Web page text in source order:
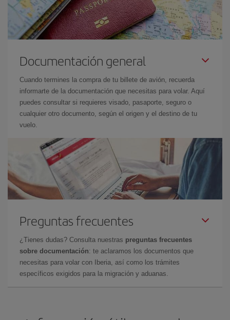
Documentación general
Cuando termines la compra de tu billete de avión, recuerda
informarte de la documentación que necesitas para volar. Aquí
puedes consultar si requieres visado, pasaporte, seguro o
cualquier otro documento, según el origen y el destino de tu
vuelo.
Preguntas frecuentes
¿Tienes dudas? Consulta nuestras preguntas frecuentes
sobre documentación: te aclaramos los documentos que
necesitas para volar con Iberia, así como los trámites
específicos exigidos para la migración y aduanas.